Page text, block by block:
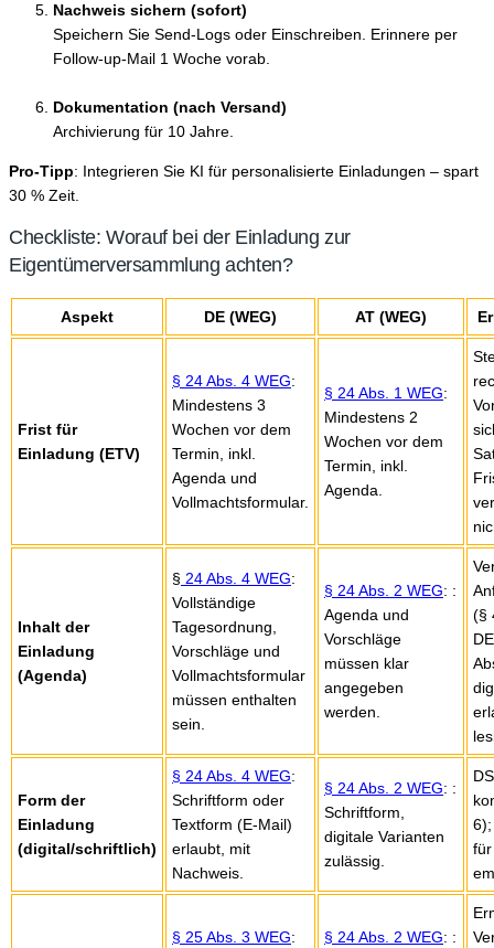
Nachweis sichern (sofort)
Speichern Sie Send-Logs oder Einschreiben. Erinnere per
Follow-up-Mail 1 Woche vorab.
Dokumentation (nach Versand)
Archivierung für 10 Jahre.
Pro-Tipp: Integrieren Sie KI für personalisierte Einladungen – spart
30 % Zeit.
Checkliste: Worauf bei der Einladung zur
Eigentümerversammlung achten?
Aspekt DE (WEG) AT (WEG)
Frist für
Einladung (ETV)
§ 24 Abs. 4 WEG:
Mindestens 3
Wochen vor dem
Termin, inkl.
Agenda und
Vollmachtsformular.
§ 24 Abs. 1 WEG:
Mindestens 2
Wochen vor dem
Termin, inkl.
Agenda.
Inhalt der
Einladung
(Agenda)
§ 24 Abs. 4 WEG:
Vollständige
Tagesordnung,
Vorschläge und
Vollmachtsformular
müssen enthalten
sein.
§ 24 Abs. 2 WEG: :
Agenda und
Vorschläge
müssen klar
angegeben
werden.
(§
Form der
Einladung
(digital/schriftlich)
§ 24 Abs. 4 WEG:
Schriftform oder
Textform (E-Mail)
erlaubt, mit
Nachweis.
§ 24 Abs. 2 WEG: :
Schriftform,
digitale Varianten
zulässig.
§ 25 Abs. 3 WEG:
§ 24 Abs. 2 WEG: :